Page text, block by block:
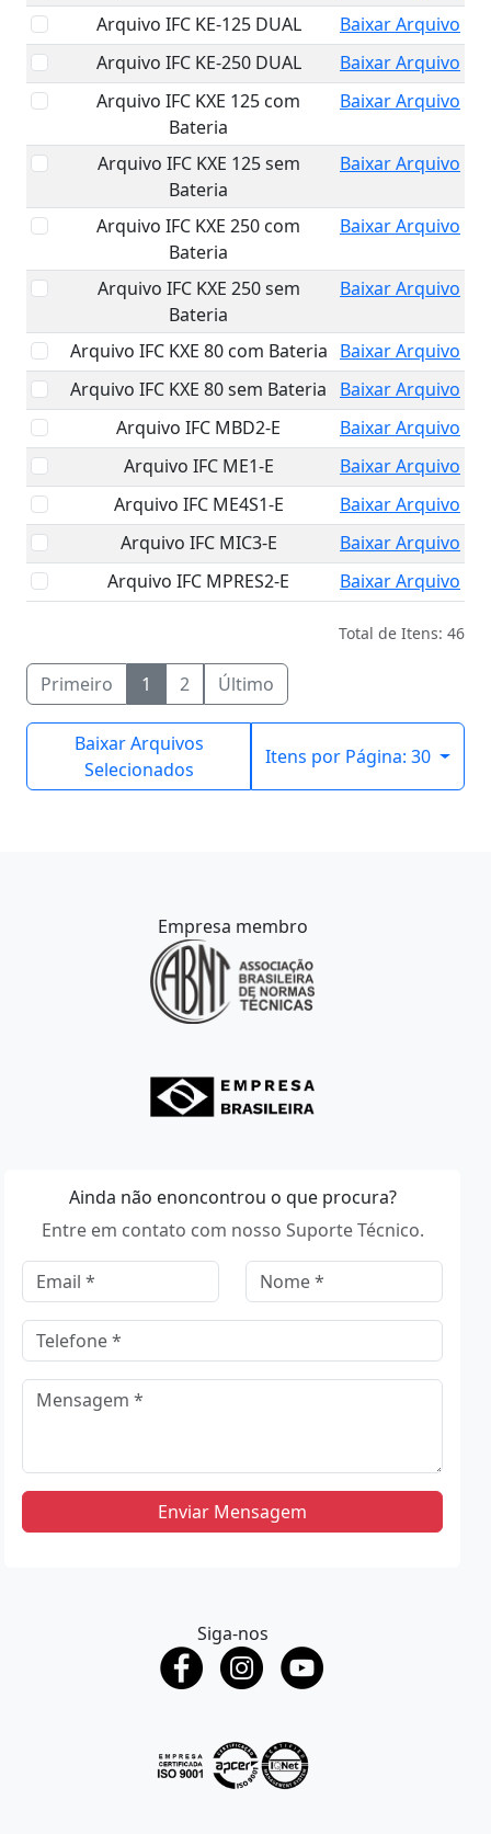
Arquivo IFC KE-125 DUAL
Baixar Arquivo
Arquivo IFC KE-250 DUAL
Baixar Arquivo
Arquivo IFC KXE 125 com
Bateria
Baixar Arquivo
Arquivo IFC KXE 125 sem
Bateria
Baixar Arquivo
Arquivo IFC KXE 250 com
Bateria
Baixar Arquivo
Arquivo IFC KXE 250 sem
Bateria
Baixar Arquivo
Arquivo IFC KXE 80 com Bateria Baixar Arquivo
Arquivo IFC KXE 80 sem Bateria
Baixar Arquivo
Arquivo IFC MBD2-E
Baixar Arquivo
Arquivo IFC ME1-E
Baixar Arquivo
Arquivo IFC ME4S1-E
Baixar Arquivo
Arquivo IFC MIC3-E
Baixar Arquivo
Arquivo IFC MPRES2-E
Baixar Arquivo
Total de Itens: 46
Primeiro 1 2 Último
Baixar Arquivos
Selecionados
Itens por Página: 30
Empresa membro
Ainda não enoncontrou o que procura?
Entre em contato com nosso Suporte Técnico.
Enviar Mensagem
Siga-nos